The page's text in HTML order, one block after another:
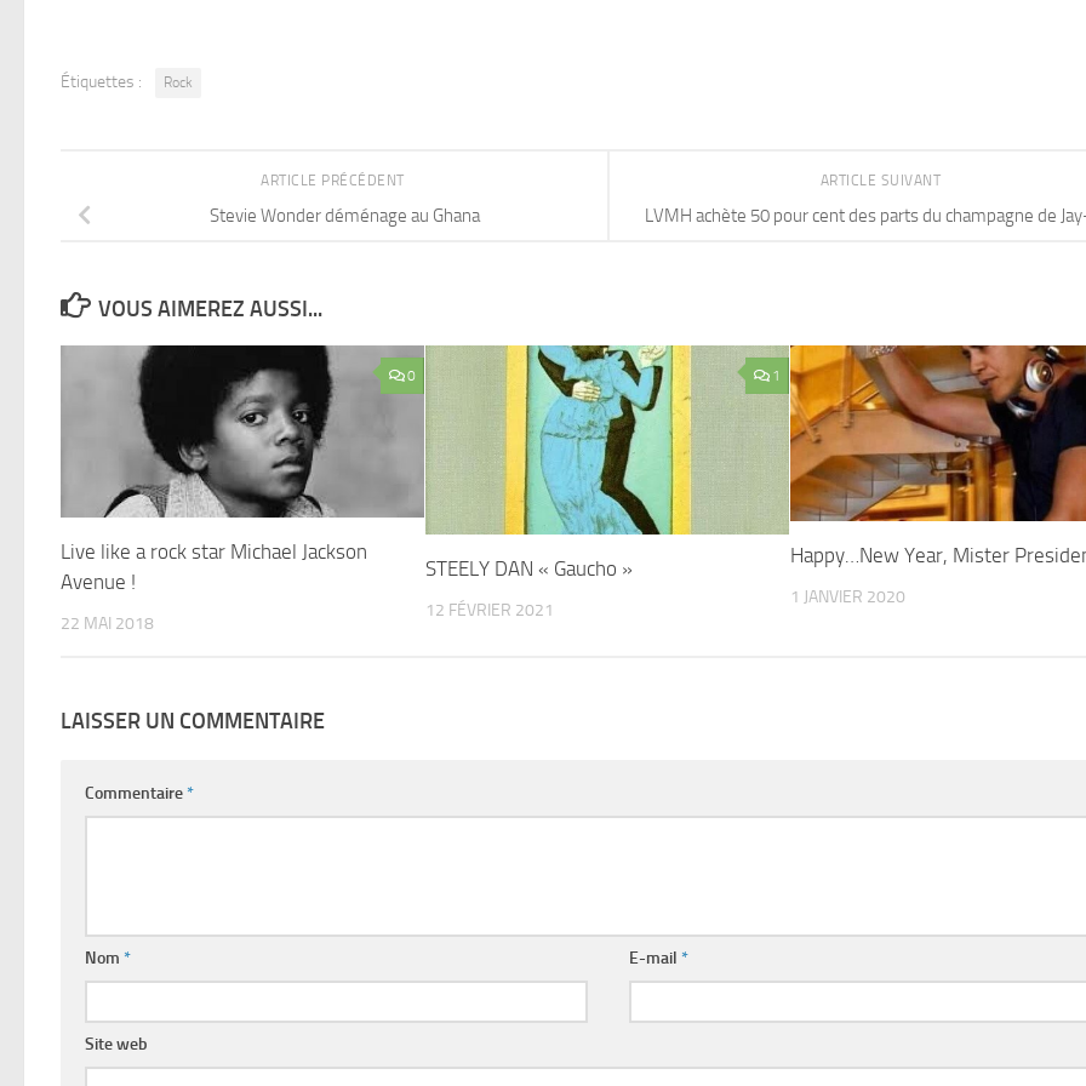
Étiquettes : Rock
ARTICLE SUIVANT
LVMH achète 50 pour cent des parts du champagne de
ARTICLE PRÉCÉDENT
Stevie Wonder déménage au Ghana
VOUS AIMEREZ AUSSI...
0
Live like a rock star Michael Jackson
Avenue !
22 MAI 2018
1
STEELY DAN « Gaucho »
12 FÉVRIER 2021
Happy…New Year, Mister
1 JANVIER 2020
LAISSER UN COMMENTAIRE
Commentaire*
Nom * E-mail*
Site web